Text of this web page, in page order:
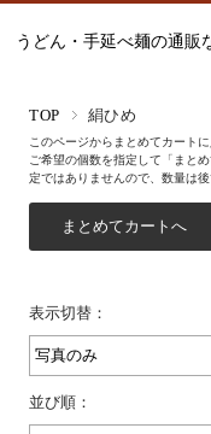
うどん・手延べ麺の通販
そうめん
TOP 絹ひめ
このページからまとめてカート
ご希望の個数を指定して「まと
定ではありませんので、数量は後
表示切替：
並び順：